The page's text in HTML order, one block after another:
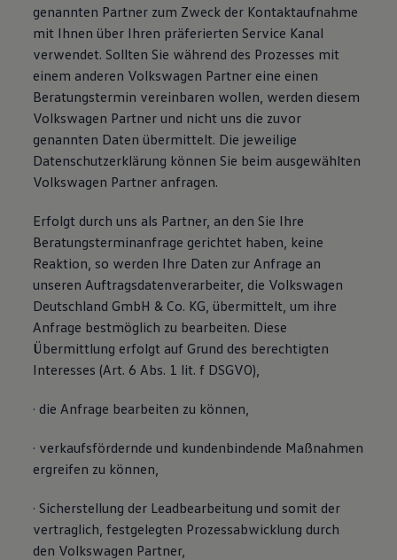
genannten Partner zum Zweck der Kontaktaufnahme
mit Ihnen über Ihren präferierten Service Kanal
verwendet. Sollten Sie während des Prozesses mit
einem anderen Volkswagen Partner eine einen
Beratungstermin vereinbaren wollen, werden diesem
Volkswagen Partner und nicht uns die zuvor
genannten Daten übermittelt. Die jeweilige
Datenschutzerklärung können Sie beim ausgewählten
Volkswagen Partner anfragen.
Erfolgt durch uns als Partner, an den Sie Ihre
Beratungsterminanfrage gerichtet haben, keine
Reaktion, so werden Ihre Daten zur Anfrage an
unseren Auftragsdatenverarbeiter, die Volkswagen
Deutschland GmbH & Co. KG, übermittelt, um ihre
Anfrage bestmöglich zu bearbeiten. Diese
Übermittlung erfolgt auf Grund des berechtigten
Interesses (Art. 6 Abs. 1 lit. f DSGVO),
· die Anfrage bearbeiten zu können,
· verkaufsfördernde und kundenbindende Maßnahmen
ergreifen zu können,
· Sicherstellung der Leadbearbeitung und somit der
vertraglich, festgelegten Prozessabwicklung durch
den Volkswagen Partner,